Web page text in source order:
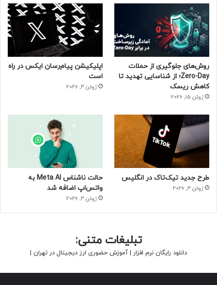
روش‌های جلوگیری از حملات
Zero-Day؛ از شناسایی تهدید تا
کاهش ریسک
ژوئن 15, 2026
اپلیکیشن پیام‌رسان ایکس در راه
است
ژوئن 3, 2026
طرح جدید تیک‌تاک در انگلیس
ژوئن 3, 2026
حالت ناشناس Meta AI به
واتس‌اپ اضافه شد
ژوئن 3, 2026
تبلیغات متنی:
دانلود رایگان نرم افزار | آموزش حضوری ارز دیجیتال در تهران |